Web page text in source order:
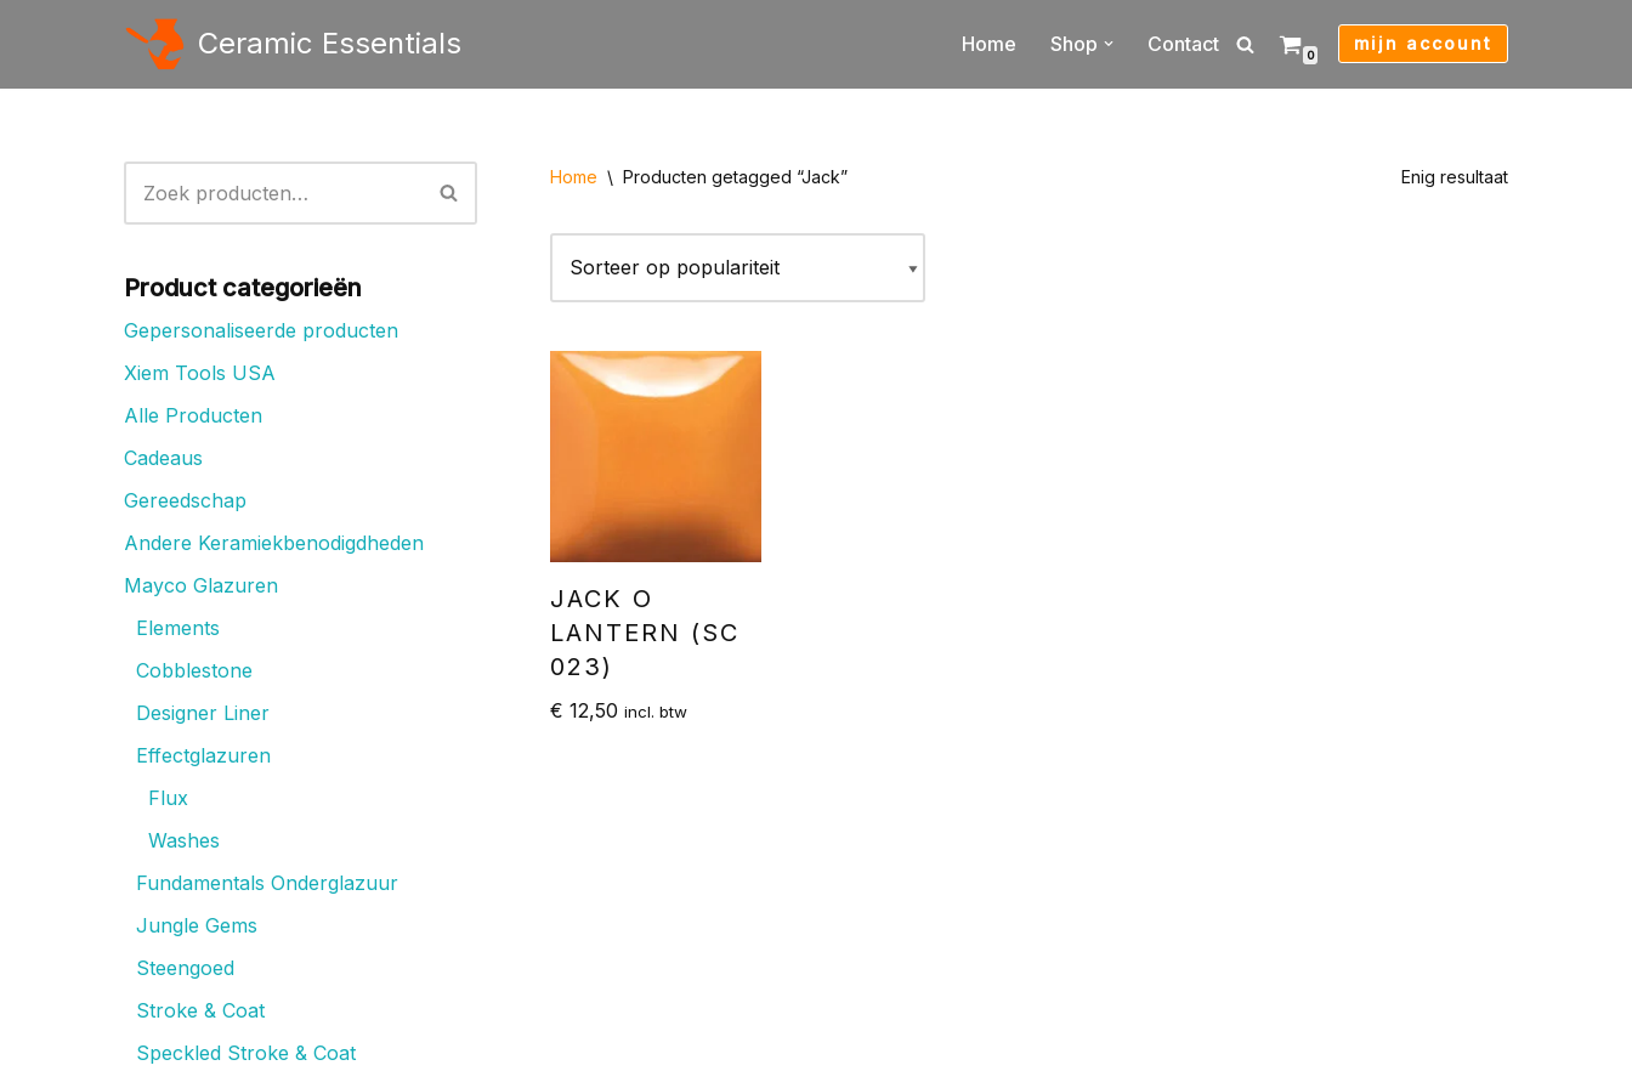
naar
Ceramic Essentials Home Shop Contact 0
mijn account
Product categorieën
Gepersonaliseerde producten
Xiem Tools USA
Alle Producten
Cadeaus
Gereedschap
Andere Keramiekbenodigdheden
Mayco Glazuren
Elements
Cobblestone
Designer Liner
Effectglazuren
Flux
Washes
Fundamentals Onderglazuur
Jungle Gems
Steengoed
Stroke & Coat
Speckled Stroke & Coat
Home \ Producten getagged “Jack” Enig resultaat
JACK O
LANTERN (SC
023)
€ 12,50 incl. btw